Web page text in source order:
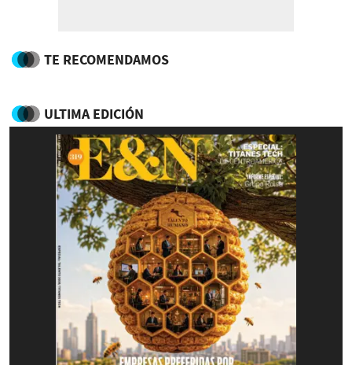
TE RECOMENDAMOS
ULTIMA EDICIÓN